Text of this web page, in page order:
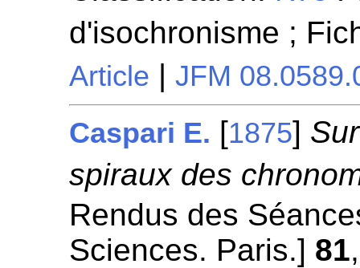
d'isochronisme ;
Article |JFM
Caspari E. [1875]
spiraux des
Rendus des
Sciences. Paris.] 81